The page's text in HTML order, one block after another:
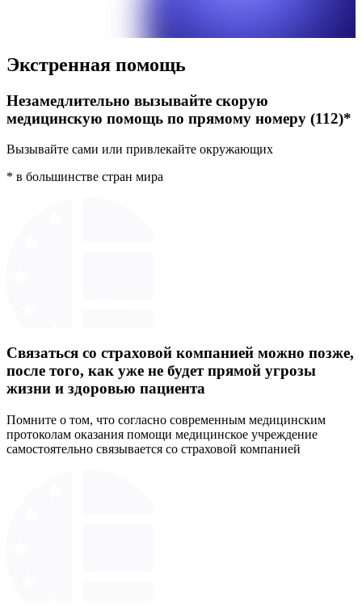
Экстренная помощь
Незамедлительно вызывайте скорую
медицинскую помощь по прямому номеру (112)*
Вызывайте сами или привлекайте окружающих
* в большинстве стран мира
Связаться со страховой компанией можно позже,
после того, как уже не будет прямой угрозы
жизни и здоровью пациента
Помните о том, что согласно современным медицинским
протоколам оказания помощи медицинское учреждение
самостоятельно связывается со страховой компанией